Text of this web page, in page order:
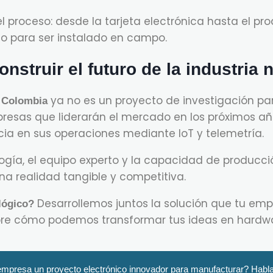
proceso: desde la tarjeta electrónica hasta el
para ser instalado en campo.
el futuro de la industria
ya no es un proyecto de investigación
que liderarán el mercado en los próximos
en sus operaciones mediante IoT y telemetría.
el equipo experto y la capacidad de
realidad tangible y competitiva.
Desarrollemos juntos la solución que tu
cómo podemos transformar tus ideas en
un proyecto electrónico innovador para manufacturar?